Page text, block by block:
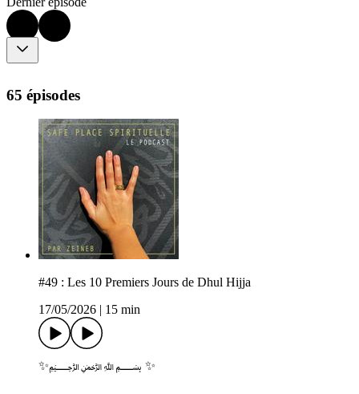
65 épisodes
#49 : Les 10 Premiers Jours de Dhul Hijja
17/05/2026
15 min
✨﷽ ✨